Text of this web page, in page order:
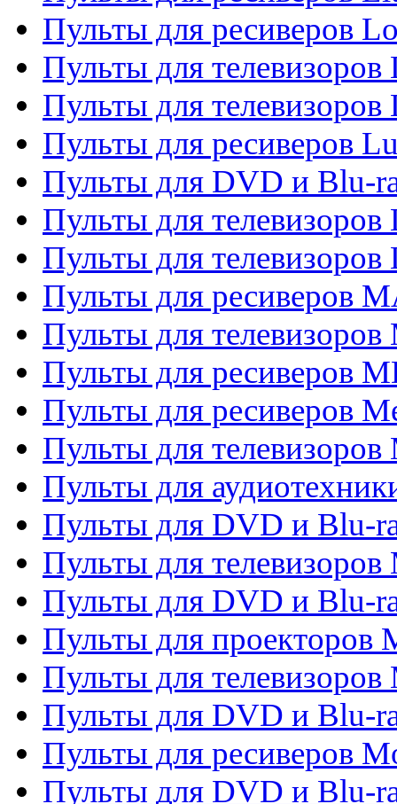
Пульты для ресиверов
Пульты для телевизоров
Пульты для
Пульты для ресиверов
Пульты для DVD и Blu-
Пульты для телевизоров
Пульты для телевизоров
Пульты для ресиверов
Пульты для телевизоров
Пульты для ресиверов
Пульты для ресиверов
Пульты для телевизоров
Пульты для
Пульты для DVD и Blu-
Пульты для
Пульты для DVD и Blu-
Пульты для проекторов
Пульты для
Пульты для DVD и Blu-
Пульты для ресиверов
Пульты для DVD и Blu-